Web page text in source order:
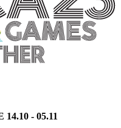
- 05.11